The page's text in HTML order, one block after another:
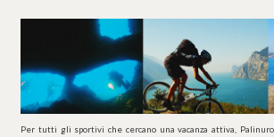
Per tutti gli sportivi che cercano una vacanza attiva,